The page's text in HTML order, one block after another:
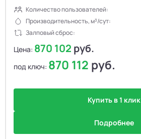
Количество пользователей:
Производительность, м³/сут:
Залповый сброс:
Цена: 870 102 руб.
под ключ: 870 112 руб.
Купить в 1 клик
Подробнее